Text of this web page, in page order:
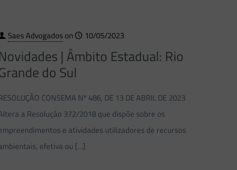
Saes Advogadoson 10/05/2023
Novidades | Âmbito Estadual: Rio
do Sul
CONSEMA Nº 486, DE 13 DE ABRIL DE 2023
a Resolução 372/2018 que dispõe sobre os
e atividades utilizadores de recursos
efetiva ou […]